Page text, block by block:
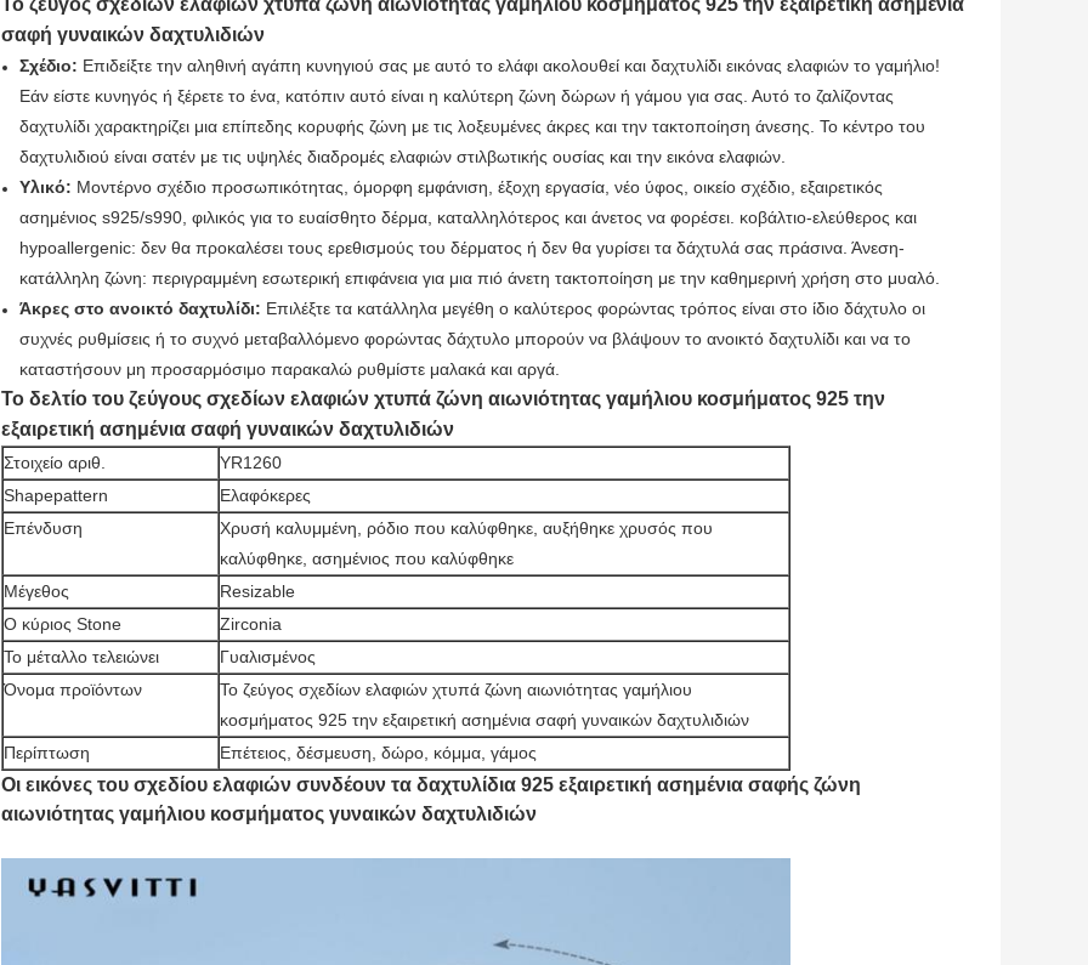
σαφή γυναικών δαχτυλιδιών
Σχέδιο: Επιδείξτε την αληθινή αγάπη κυνηγιού σας με αυτό το ελάφι ακολουθεί και δαχτυλίδι εικόνας ελαφιών το γαμήλιο!
Εάν είστε κυνηγός ή ξέρετε το ένα, κατόπιν αυτό είναι η καλύτερη ζώνη δώρων ή γάμου για σας. Αυτό το ζαλίζοντας
δαχτυλίδι χαρακτηρίζει μια επίπεδης κορυφής ζώνη με τις λοξευμένες άκρες και την τακτοποίηση άνεσης. Το κέντρο του
δαχτυλιδιού είναι σατέν με τις υψηλές διαδρομές ελαφιών στιλβωτικής ουσίας και την εικόνα ελαφιών.
Υλικό: Μοντέρνο σχέδιο προσωπικότητας, όμορφη εμφάνιση, έξοχη εργασία, νέο ύφος, οικείο σχέδιο, εξαιρετικός
ασημένιος s925/s990, φιλικός για το ευαίσθητο δέρμα, καταλληλότερος και άνετος να φορέσει. κοβάλτιο-ελεύθερος και
hypoallergenic: δεν θα προκαλέσει τους ερεθισμούς του δέρματος ή δεν θα γυρίσει τα δάχτυλά σας πράσινα. Άνεση-
κατάλληλη ζώνη: περιγραμμένη εσωτερική επιφάνεια για μια πιό άνετη τακτοποίηση με την καθημερινή χρήση στο μυαλό.
Άκρες στο ανοικτό δαχτυλίδι: Επιλέξτε τα κατάλληλα μεγέθη ο καλύτερος φορώντας τρόπος είναι στο ίδιο δάχτυλο οι
συχνές ρυθμίσεις ή το συχνό μεταβαλλόμενο φορώντας δάχτυλο μπορούν να βλάψουν το ανοικτό δαχτυλίδι και να το
καταστήσουν μη προσαρμόσιμο παρακαλώ ρυθμίστε μαλακά και αργά.
Το δελτίο του ζεύγους σχεδίων ελαφιών χτυπά ζώνη αιωνιότητας γαμήλιου κοσμήματος 925 την
εξαιρετική ασημένια σαφή γυναικών δαχτυλιδιών
Στοιχείο αριθ.
YR1260
Shapepattern
Ελαφόκερες
Επένδυση
Χρυσή καλυμμένη, ρόδιο που καλύφθηκε, αυξήθηκε χρυσός που
καλύφθηκε, ασημένιος που καλύφθηκε
Μέγεθος
Resizable
Ο κύριος Stone
Zirconia
Το μέταλλο τελειώνει
Γυαλισμένος
Όνομα προϊόντων
Το ζεύγος σχεδίων ελαφιών χτυπά ζώνη αιωνιότητας γαμήλιου
κοσμήματος 925 την εξαιρετική ασημένια σαφή γυναικών δαχτυλιδιών
Περίπτωση
Επέτειος, δέσμευση, δώρο, κόμμα, γάμος
Οι εικόνες του σχεδίου ελαφιών συνδέουν τα δαχτυλίδια 925 εξαιρετική ασημένια σαφής ζώνη
αιωνιότητας γαμήλιου κοσμήματος γυναικών δαχτυλιδιών